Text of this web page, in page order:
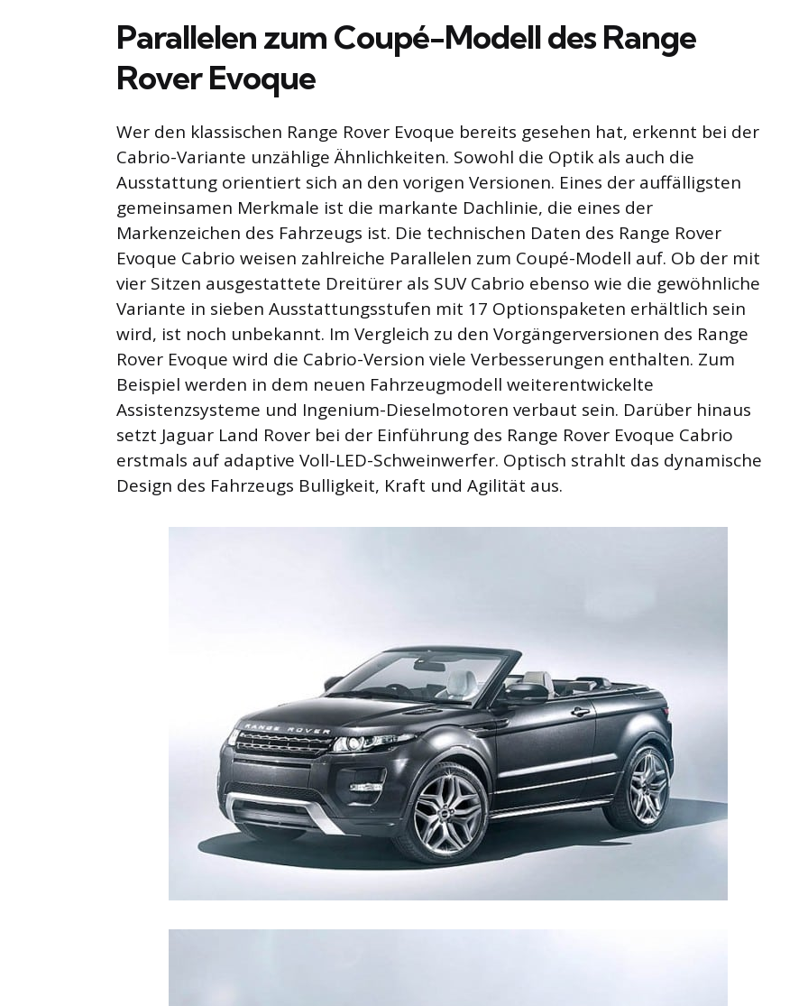
Parallelen zum Coupé-Modell des Range
Rover Evoque
Wer den klassischen Range Rover Evoque bereits gesehen hat, erkennt bei der
Cabrio-Variante unzählige Ähnlichkeiten. Sowohl die Optik als auch die
Ausstattung orientiert sich an den vorigen Versionen. Eines der auffälligsten
gemeinsamen Merkmale ist die markante Dachlinie, die eines der
Markenzeichen des Fahrzeugs ist. Die technischen Daten des Range Rover
Evoque Cabrio weisen zahlreiche Parallelen zum Coupé-Modell auf. Ob der mit
vier Sitzen ausgestattete Dreitürer als SUV Cabrio ebenso wie die gewöhnliche
Variante in sieben Ausstattungsstufen mit 17 Optionspaketen erhältlich sein
wird, ist noch unbekannt. Im Vergleich zu den Vorgängerversionen des Range
Rover Evoque wird die Cabrio-Version viele Verbesserungen enthalten. Zum
Beispiel werden in dem neuen Fahrzeugmodell weiterentwickelte
Assistenzsysteme und Ingenium-Dieselmotoren verbaut sein. Darüber hinaus
setzt Jaguar Land Rover bei der Einführung des Range Rover Evoque Cabrio
erstmals auf adaptive Voll-LED-Schweinwerfer. Optisch strahlt das dynamische
Design des Fahrzeugs Bulligkeit, Kraft und Agilität aus.